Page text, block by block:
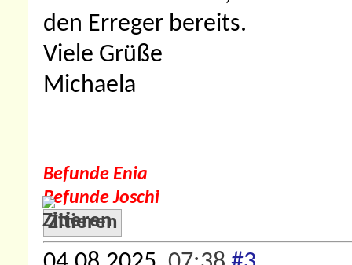
den Erreger bereits.
Viele Grüße
Michaela
Befunde Enia
Befunde Joschi
Zitieren